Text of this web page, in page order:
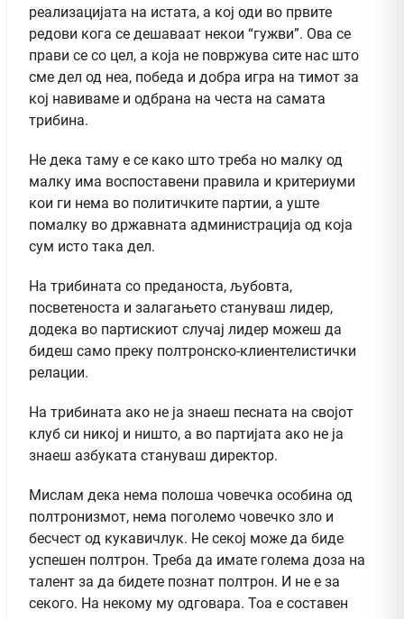
реализацијата на истата, а кој оди во првите
редови кога се дешаваат некои “гужви”. Ова се
прави се со цел, а која не повржува сите нас што
сме дел од неа, победа и добра игра на тимот за
кој навиваме и одбрана на честа на самата
трибина.
Не дека таму е се како што треба но малку од
малку има воспоставени правила и критериуми
кои ги нема во политичките партии, а уште
помалку во државната администрација од која
сум исто така дел.
На трибината со преданоста, љубовта,
посветеноста и залагањето стануваш лидер,
додека во партискиот случај лидер можеш да
бидеш само преку полтронско-клиентелистички
релации.
На трибината ако не ја знаеш песната на својот
клуб си никој и ништо, а во партијата ако не ја
знаеш азбуката стануваш директор.
Мислам дека нема полоша човечка особина од
полтронизмот, нема поголемо човечко зло и
бесчест од кукавичлук. Не секој може да биде
успешен полтрон. Треба да имате голема доза на
талент за да бидете познат полтрон. И не е за
секого. На некому му одговара. Тоа е составен